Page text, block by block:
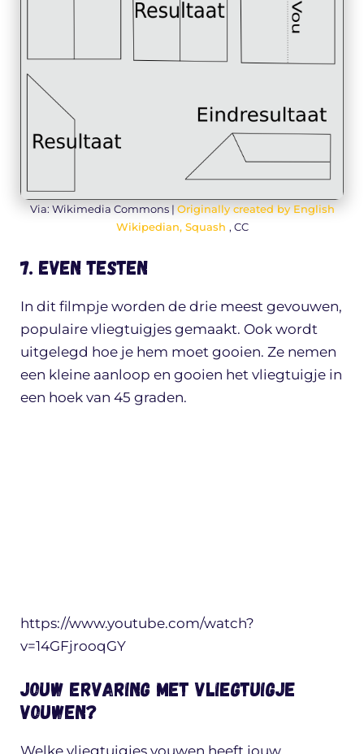
Via: Wikimedia Commons | Originally created by English
Wikipedian, Squash , CC
7. Even testen
In dit filmpje worden de drie meest gevouwen,
populaire vliegtuigjes gemaakt. Ook wordt
uitgelegd hoe je hem moet gooien. Ze nemen
een kleine aanloop en gooien het vliegtuigje in
een hoek van 45 graden.
https://www.youtube.com/watch?
v=14GFjrooqGY
Jouw ervaring met vliegtuigje
vouwen?
Welke vliegtuigjes vouwen heeft jouw